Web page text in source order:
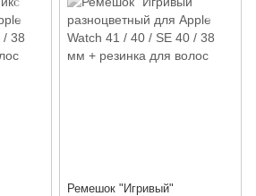
Ремешок "Игривый"